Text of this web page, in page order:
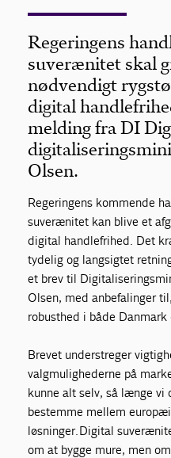
Regeringens
suverænitet skal
nødvendigt
digital
melding fra DI
Olsen.
Regeringens kommende
suverænitet kan blive et
digital handlefrihed. Det
tydelig og langsigtet
et brev til
Olsen, medanbefalinger
robusthed i både Danmark
Brevet understreger
valgmulighederne på
kunne alt selv, så længe vi
bestemme mellem
løsninger. Digital
om at bygge mure, men